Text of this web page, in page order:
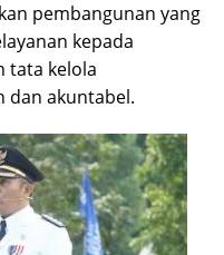
pembangunan yang
kepada
tata kelola
dan akuntabel.